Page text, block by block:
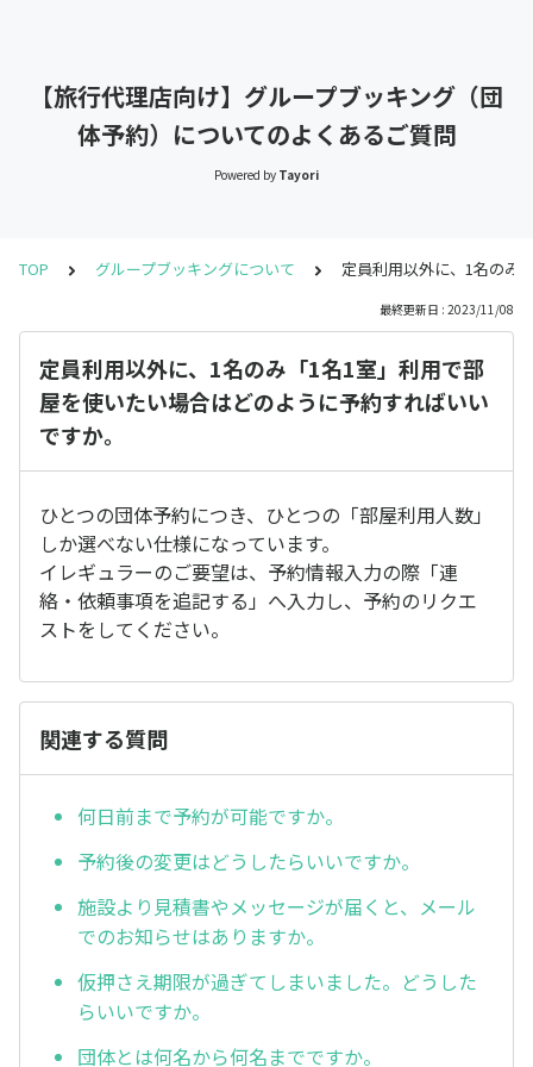
【旅行代理店向け】グループブッキング（団
体予約）についてのよくあるご質問
Powered by Tayori
TOP グループブッキングについて 定員利用以外に、1名のみ
最終更新日 : 2023/11/08
定員利用以外に、1名のみ「1名1室」利用で部
屋を使いたい場合はどのように予約すればいい
ですか。
ひとつの団体予約につき、ひとつの「部屋利用人数」
しか選べない仕様になっています。
イレギュラーのご要望は、予約情報入力の際「連
絡・依頼事項を追記する」へ入力し、予約のリクエ
ストをしてください。
関連する質問
何日前まで予約が可能ですか。
予約後の変更はどうしたらいいですか。
施設より見積書やメッセージが届くと、メール
でのお知らせはありますか。
仮押さえ期限が過ぎてしまいました。どうした
らいいですか。
団体とは何名から何名までですか。